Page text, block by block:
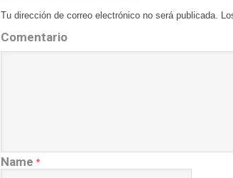
Tu dirección de correo electrónico no será publicada.
Comentario
Name *